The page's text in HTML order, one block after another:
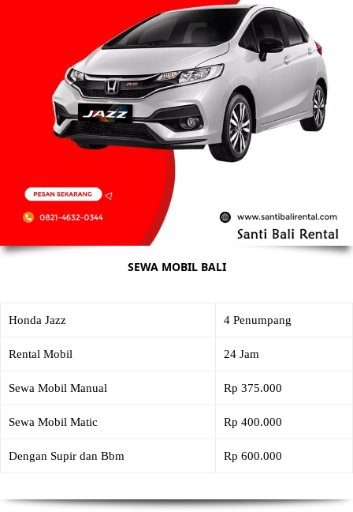
SEWA MOBIL BALI
Honda Jazz 4 Penumpang
Rental Mobil 24 Jam
Sewa Mobil Manual Rp 375.000
Sewa Mobil Matic Rp 400.000
Dengan Supir dan Bbm Rp 600.000